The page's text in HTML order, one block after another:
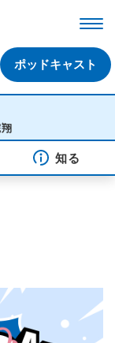
ポッドキャスト
知る